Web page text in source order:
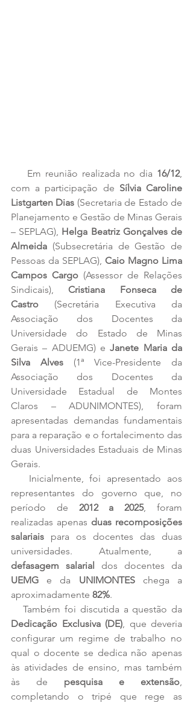
    Em reunião realizada no dia
16/12,
com a participação de Sílvia Caroline
Listgarten Dias (Secretaria de Estado de
Planejamento e Gestão de Minas Gerais
– SEPLAG), Helga Beatriz Gonçalves de
Almeida (Subsecretária de Gestão de
Pessoas da SEPLAG), Caio Magno Lima
Campos Cargo (Assessor de Relações
Sindicais), Cristiana Fonseca de
Castro (Secretária Executiva da
Associação dos Docentes da
Universidade do Estado de Minas
Gerais – ADUEMG) e Janete Maria da
Silva Alves (1ª Vice-Presidente da
Associação dos Docentes da
Universidade Estadual de Montes
Claros – ADUNIMONTES), foram
apresentadas demandas fundamentais
para a reparação e o fortalecimento das
duas Universidades Estaduais de Minas
Gerais.
representantes do governo que, no
período de 2012 a 2025, foram
realizadas apenas duas recomposições
salariais para os docentes das duas
defasagem salarial
UEMG e da UNIMONTES chega a
aproximadamente 82%.
Dedicação Exclusiva (DE), que deveria
configurar um regime de trabalho no
qual o docente se dedica não apenas
às atividades de ensino, mas também
às de pesquisa e extensão,
completando o tripé que rege as